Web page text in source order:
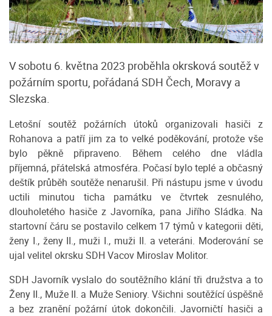
V sobotu 6. května 2023 proběhla okrsková soutěž v
požárním sportu, pořádaná SDH Čech, Moravy a
Slezska.
Letošní soutěž požárních útoků organizovali hasiči z
Rohanova a patří jim za to velké poděkování, protože vše
bylo pěkně připraveno. Během celého dne vládla
příjemná, přátelská atmosféra. Počasí bylo teplé a občasný
deštík průběh soutěže nenarušil. Při nástupu jsme v úvodu
uctili minutou ticha památku ve čtvrtek zesnulého,
dlouholetého hasiče z Javorníka, pana Jiřího Sládka. Na
startovní čáru se postavilo celkem 17 týmů v kategorii děti,
ženy I., ženy II., muži I., muži II. a veteráni. Moderování se
ujal velitel okrsku SDH Vacov Miroslav Molitor.
SDH Javorník vyslalo do soutěžního klání tři družstva a to
Ženy II., Muže II. a Muže Seniory. Všichni soutěžící úspěšně
a bez zranění požární útok dokončili. Javorničtí hasiči a